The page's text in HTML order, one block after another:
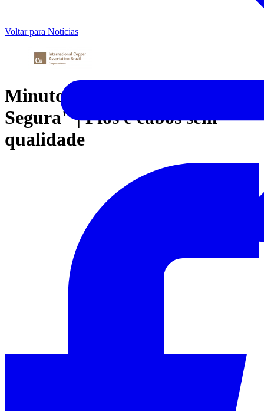
Voltar para Notícias
Minuto "Programa Casa
Segura" | Fios e cabos sem
qualidade